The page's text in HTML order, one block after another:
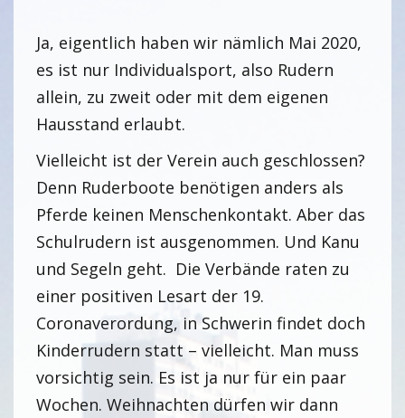
Ja, eigentlich haben wir nämlich Mai 2020,
es ist nur Individualsport, also Rudern
allein, zu zweit oder mit dem eigenen
Hausstand erlaubt.
Vielleicht ist der Verein auch geschlossen?
Denn Ruderboote benötigen anders als
Pferde keinen Menschenkontakt. Aber das
Schulrudern ist ausgenommen. Und Kanu
und Segeln geht. Die Verbände raten zu
einer positiven Lesart der 19.
Coronaverordung, in Schwerin findet doch
Kinderrudern statt – vielleicht. Man muss
vorsichtig sein. Es ist ja nur für ein paar
Wochen. Weihnachten dürfen wir dann